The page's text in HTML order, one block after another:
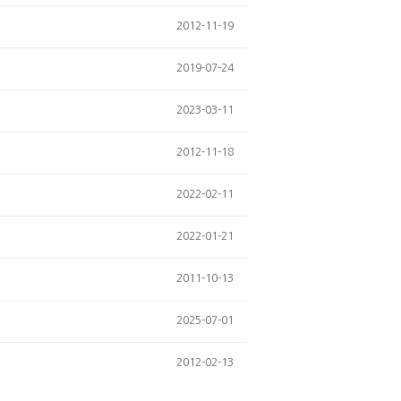
2012-11-19
2019-07-24
2023-03-11
2012-11-18
2022-02-11
2022-01-21
2011-10-13
2025-07-01
2012-02-13